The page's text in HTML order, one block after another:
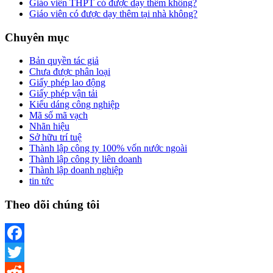
Giáo viên THPT có được dạy thêm không?
Giáo viên có được dạy thêm tại nhà không?
Chuyên mục
Bản quyền tác giả
Chưa được phân loại
Giấy phép lao động
Giấy phép vận tải
Kiểu dáng công nghiệp
Mã số mã vạch
Nhãn hiệu
Sở hữu trí tuệ
Thành lập công ty 100% vốn nước ngoài
Thành lập công ty liên doanh
Thành lập doanh nghiệp
tin tức
Theo dõi chúng tôi
Facebook